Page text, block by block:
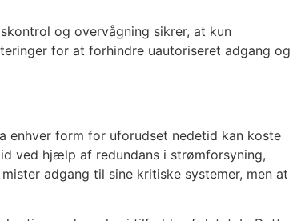
og overvågning sikrer, at kun
for at forhindre uautoriseret adgang og
enhver form for uforudset nedetid kan koste
ved hjælp af redundans i strømforsyning,
adgang til sine kritiske systemer, men at